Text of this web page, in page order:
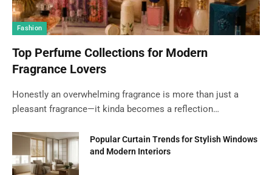
Fashion
Top Perfume Collections for Modern
Fragrance Lovers
Honestly an overwhelming fragrance is more than just a
pleasant fragrance—it kinda becomes a reflection…
Popular Curtain Trends for Stylish Windows
and Modern Interiors